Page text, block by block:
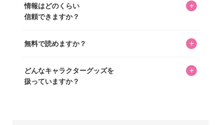
ッズを収集し、月に1,000点の新商品を選定・購入する編集
長KOSが全記事を監修しています。
書いています。AIは使用していません。編集長KOSが最終確
認を行い、手動で更新しています。
情報はどのくらい
信頼できますか？
+
いをお届けすることは保証します。なお、記事内に価格は
め、正確な情報をお伝えできないからです。
無料で読めますか？ +
どんなキャラクターグッズを
扱っていますか？
+